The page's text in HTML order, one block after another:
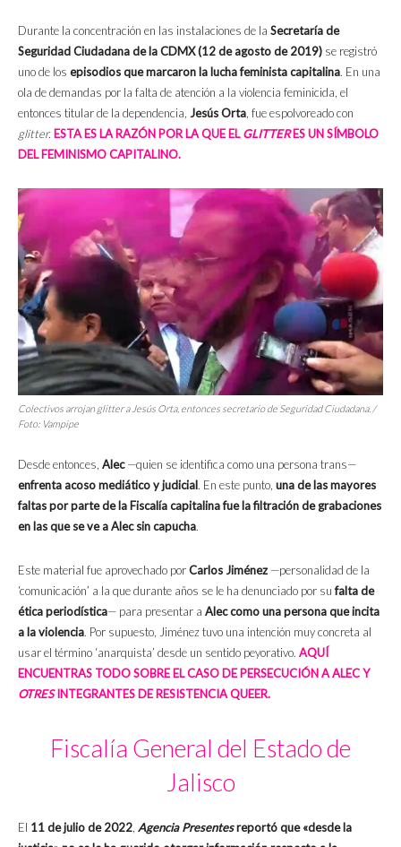
Durante la concentración en las instalaciones de la Secretaría de
Seguridad Ciudadana de la CDMX (12 de agosto de 2019) se registró
uno de los episodios que marcaron la lucha feminista capitalina. En una
ola de demandas por la falta de atención a la violencia feminicida, el
entonces titular de la dependencia, Jesús Orta, fue espolvoreado con
glitter. ESTA ES LA RAZÓN POR LA QUE ELGLITTERES UN SÍMBOLO
DEL FEMINISMO CAPITALINO.
Colectivos arrojan glittera Jesús Orta, entonces secretario de Seguridad Ciudadana. /
Foto: Vampipe
Desde entonces, Alec—quien se identifica como una persona trans—
enfrenta acoso mediático y judicial. En este punto, una de las mayores
faltas por parte de la Fiscalía capitalina fue la filtración de grabaciones
en las que se ve a Alec sin capucha.
Este material fue aprovechado porCarlos Jiménez —personalidad de la
‘comunicación’ a la que durante años se le ha denunciado por sufalta de
ética periodística— para presentar a Alec como una persona que incita
a la violencia. Por supuesto, Jiménez tuvo una intención muy concreta al
usar el término ‘anarquista’ desde un sentido peyorativo. AQUÍ
ENCUENTRAS TODO SOBRE EL CASO DE PERSECUCIÓN A ALEC Y
OTRESINTEGRANTES DE RESISTENCIA QUEER.
Fiscalía General del Estado de
Jalisco
El 11 de julio de 2022 Agencia Presentesreportó que «desde la